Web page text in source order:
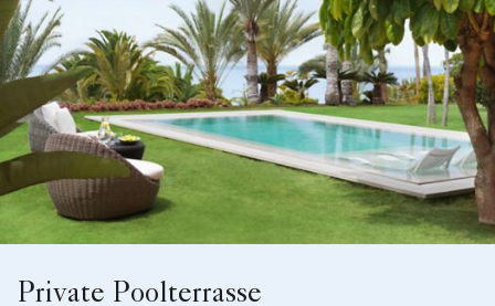
Private Poolterrasse